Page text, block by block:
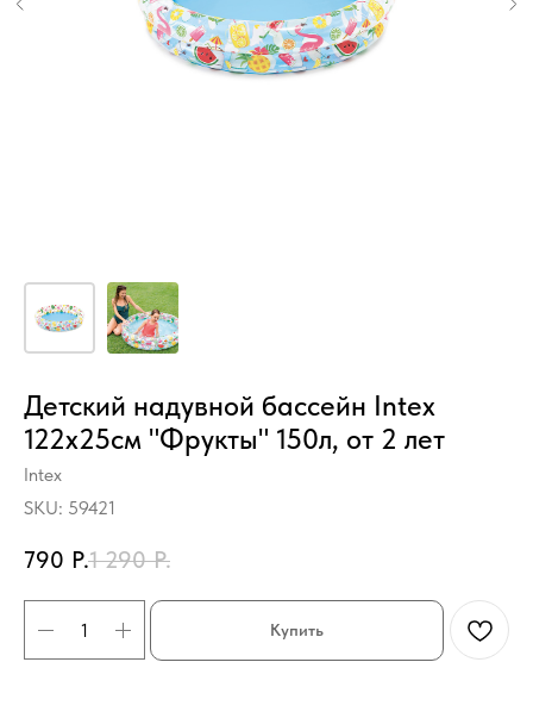
Детский надувной бассейн Intex
122х25см "Фрукты" 150л, от 2 лет
Intex
SKU: 59421
790 Р.1 290 Р.
Купить